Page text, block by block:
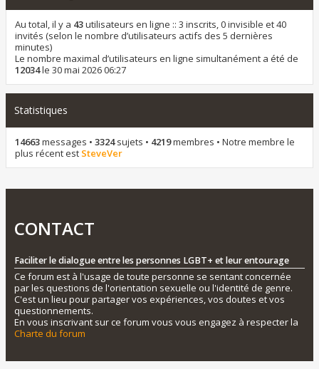
Au total, il y a 43utilisateurs en ligne :: 3 inscrits, 0 invisible et 40
invités (selon le nombre d’utilisateurs actifs des 5 dernières
minutes)
Le nombre maximal d’utilisateurs en ligne simultanément a été de
12034le 30 mai 2026 06:27
Statistiques
14663messages • 3324sujets • 4219membres • Notre membre le
plus récent est SteveVer
CONTACT
Faciliter le dialogue entre les personnes LGBT+ et leur entourage
Ce forum est à l'usage de toute personne se sentant concernée
par les questions de l'orientation sexuelle ou l'identité de genre.
C'est un lieu pour partager vos expériences, vos doutes et vos
questionnements.
En vous inscrivant sur ce forum vous vous engagez à respecter la
Charte du forum